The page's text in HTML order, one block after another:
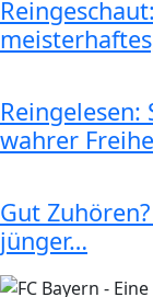
Reingelesen:
wahrer
Gut
jünger…